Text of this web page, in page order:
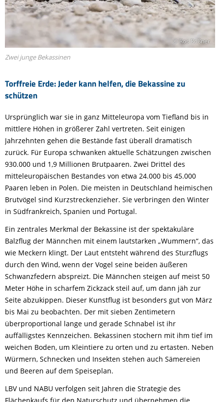
Torffreie Erde: Jeder kann helfen, die Bekassine zu
schützen
© Ros Rößner
Zwei junge Bekassinen
Ursprünglich war sie in ganz Mitteleuropa vom Tiefland bis in
mittlere Höhen in größerer Zahl vertreten. Seit einigen
Jahrzehnten gehen die Bestände fast überall dramatisch
zurück. Für Europa schwanken aktuelle Schätzungen zwischen
930.000 und 1,9 Millionen Brutpaaren. Zwei Drittel des
mitteleuropäischen Bestandes von etwa 24.000 bis 45.000
Paaren leben in Polen. Die meisten in Deutschland heimischen
Brutvögel sind Kurzstreckenzieher. Sie verbringen den Winter
in Südfrankreich, Spanien und Portugal.
Ein zentrales Merkmal der Bekassine ist der spektakuläre
Balzflug der Männchen mit einem lautstarken „Wummern“, das
wie Meckern klingt. Der Laut entsteht während des Sturzflugs
durch den Wind, wenn der Vogel seine beiden äußeren
Schwanzfedern abspreizt. Die Männchen steigen auf meist 50
Meter Höhe in scharfem Zickzack steil auf, um dann jäh zur
Seite abzukippen. Dieser Kunstflug ist besonders gut von März
bis Mai zu beobachten. Der mit sieben Zentimetern
überproportional lange und gerade Schnabel ist ihr
auffälligstes Kennzeichen. Bekassinen stochern mit ihm tief im
weichen Boden, um Kleintiere zu orten und zu ertasten. Neben
Würmern, Schnecken und Insekten stehen auch Sämereien
und Beeren auf dem Speiseplan.
LBV und NABU verfolgen seit Jahren die Strategie des